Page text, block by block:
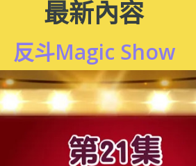
最新內容
反斗Magic Show